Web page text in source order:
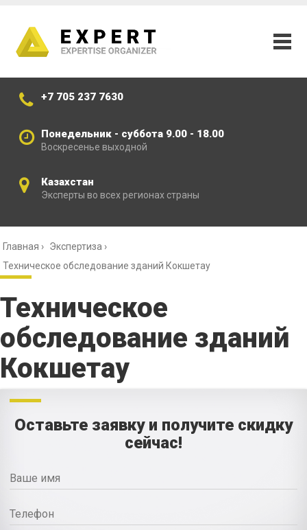
+7 705 237 7630
Понедельник - суббота 9.00 - 18.00
Воскресенье выходной
Казахстан
Эксперты во всех регионах страны
Главная › Экспертиза ›
Техническое обследование зданий Кокшетау
Техническое
обследование зданий
Кокшетау
Оставьте заявку и получите скидку
сейчас!